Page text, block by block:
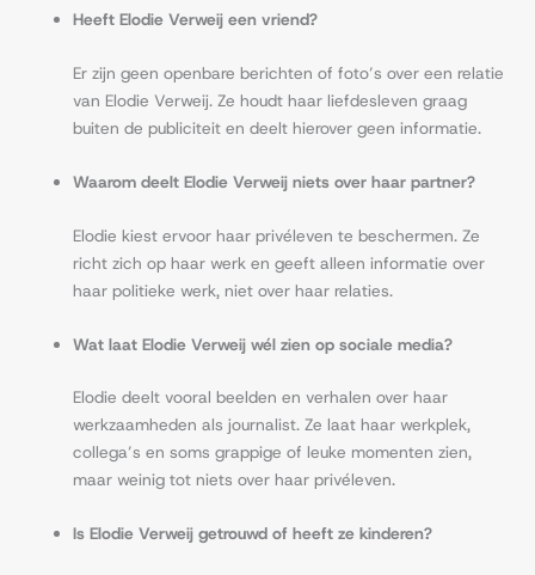
Heeft Elodie Verweij een vriend?
Er zijn geen openbare berichten of foto’s over een relatie
van Elodie Verweij. Ze houdt haar liefdesleven graag
buiten de publiciteit en deelt hierover geen informatie.
Waarom deelt Elodie Verweij niets over haar partner?
Elodie kiest ervoor haar privéleven te beschermen. Ze
richt zich op haar werk en geeft alleen informatie over
haar politieke werk, niet over haar relaties.
Wat laat Elodie Verweij wél zien op sociale media?
Elodie deelt vooral beelden en verhalen over haar
werkzaamheden als journalist. Ze laat haar werkplek,
collega’s en soms grappige of leuke momenten zien,
maar weinig tot niets over haar privéleven.
Is Elodie Verweij getrouwd of heeft ze kinderen?